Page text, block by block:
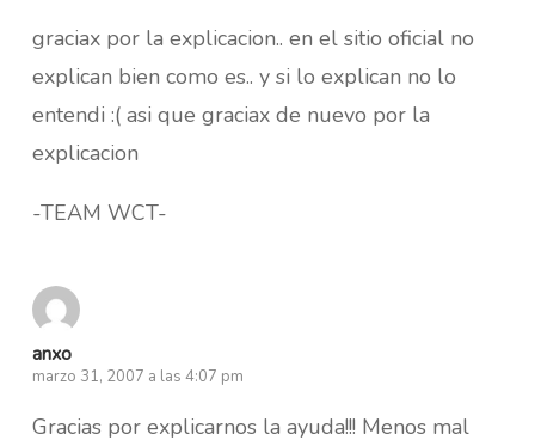
graciax por la explicacion.. en el sitio oficial no
explican bien como es.. y si lo explican no lo
entendi :( asi que graciax de nuevo por la
explicacion
-TEAM WCT-
anxo
marzo 31, 2007 a las 4:07 pm
Gracias por explicarnos la ayuda!!! Menos mal